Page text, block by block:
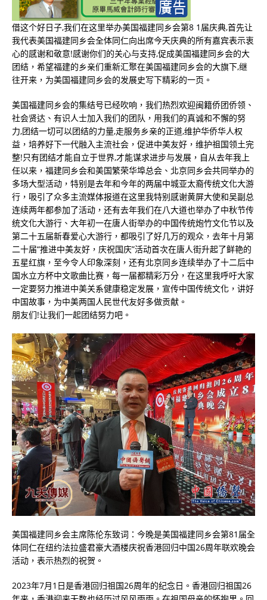
借这个好日子,我们在这里举办美国福建同乡会第8 1届庆典,首先让
我代表美国福建同乡会全体同仁向出席今天庆典的所有嘉宾表示衷
心的感谢和敬意!感谢你们的关心与支持,促成美国福建同乡会的大
团结，希望福建的乡亲们重新汇聚在美国福建同乡会的大旗下,继
往开来，为美国福建同乡会的发展史写下精彩的一页。
美国福建同乡会的集结号已经吹响，我们热烈欢迎闽籍侨团侨领、
社会贤达、有识人士加入我们的团队，用我们的真诚和不懈的努
力,团结一切可以团结的力量,走服务乡亲的正道,维护华侨华人权
益，培养好下一代融入主流社会，促进中美友好，维护祖国领土完
整!只有团结才能自立于世界,才能谋求进步与发展，自从去年我上
任以来，福建同乡会和美国繁荣华埠总会、北京同乡会共同举办的
多场大型活动，特别是去年和今年的两届中城亚太裔传统文化大游
行，吸引了众多主流媒体报道在这里我特别感谢黄屏大使和吴副总
连续两年都参加了活动，还有去年我们在八大道也举办了中秋节传
统文化大游行、大年初一在唐人街举办的中国传统炮竹文化节以及
第二十五届新春爱心大游行，都吸引了好几万的观众，去年十月第
二十届“推进中美友好，庆祝国庆”活动首次在唐人街升起了鲜艳的
五星红旗，至今令人印象深刻，还有北京同乡连续举办了十二后中
国水立方杯中文歌曲比赛，每一届都精彩万分，在这里我呼吁大家
一定要努力推进中美关系健康稳定发展，宣传中国传统文化，讲好
中国故事，为中美两国人民世代友好多做贡献。
朋友们!让我们一起团结努力吧。
美国福建同乡会主席陈伦东致词：今晚是美国福建同乡会第81届全
体同仁在纽约法拉盛君豪大酒楼庆祝香港回归中国26周年联欢晚会
活动，表示热烈的祝贺。
2023年7月1日是香港回归祖国26周年的纪念日。香港回归祖国26